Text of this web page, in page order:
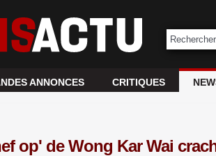
ANNONCES CRITIQUES
op' de Wong Kar Wai